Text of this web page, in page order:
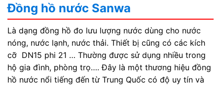
Đồng hồ nước Sanwa
Là dạng đồng hồ đo lưu lượng nước dùng cho nước
nóng, nước lạnh, nước thải. Thiết bị cũng có các kích
cỡ DN15 phi 21 … Thường được sử dụng nhiều trong
hộ gia đình, phòng trọ…. Đây là một thương hiệu đồng
hồ nước nổi tiếng đến từ Trung Quốc có độ uy tín và